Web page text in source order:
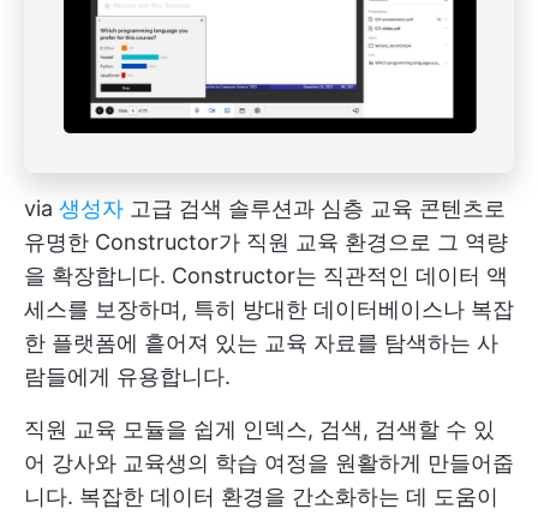
via 생성자 고급 검색 솔루션과 심층 교육 콘텐츠로
유명한 Constructor가 직원 교육 환경으로 그 역량
을 확장합니다. Constructor는 직관적인 데이터 액
세스를 보장하며, 특히 방대한 데이터베이스나 복잡
한 플랫폼에 흩어져 있는 교육 자료를 탐색하는 사
람들에게 유용합니다.
직원 교육 모듈을 쉽게 인덱스, 검색, 검색할 수 있
어 강사와 교육생의 학습 여정을 원활하게 만들어줍
니다. 복잡한 데이터 환경을 간소화하는 데 도움이